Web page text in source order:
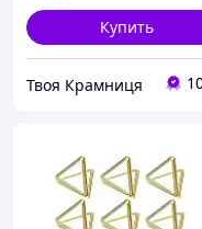
Купить
Твоя Крамниця